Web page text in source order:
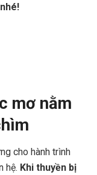
mơ nằm
cho hành trình
hệ. Khi thuyền bị